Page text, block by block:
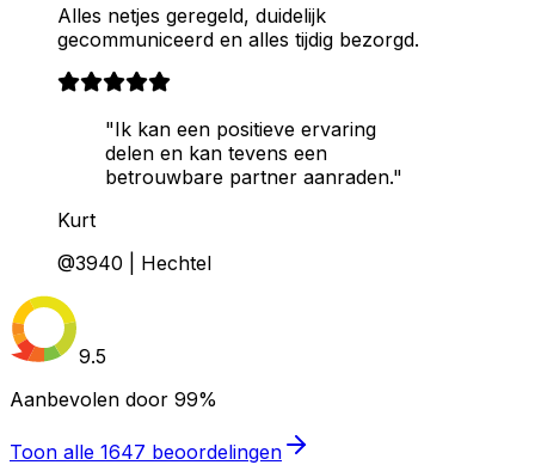
Alles netjes geregeld, duidelijk
gecommuniceerd en alles tijdig bezorgd.
"Ik kan een positieve ervaring
delen en kan tevens een
betrouwbare partner aanraden."
Kurt
@3940 | Hechtel
9.5
Aanbevolen door 99%
Toon alle 1647 beoordelingen